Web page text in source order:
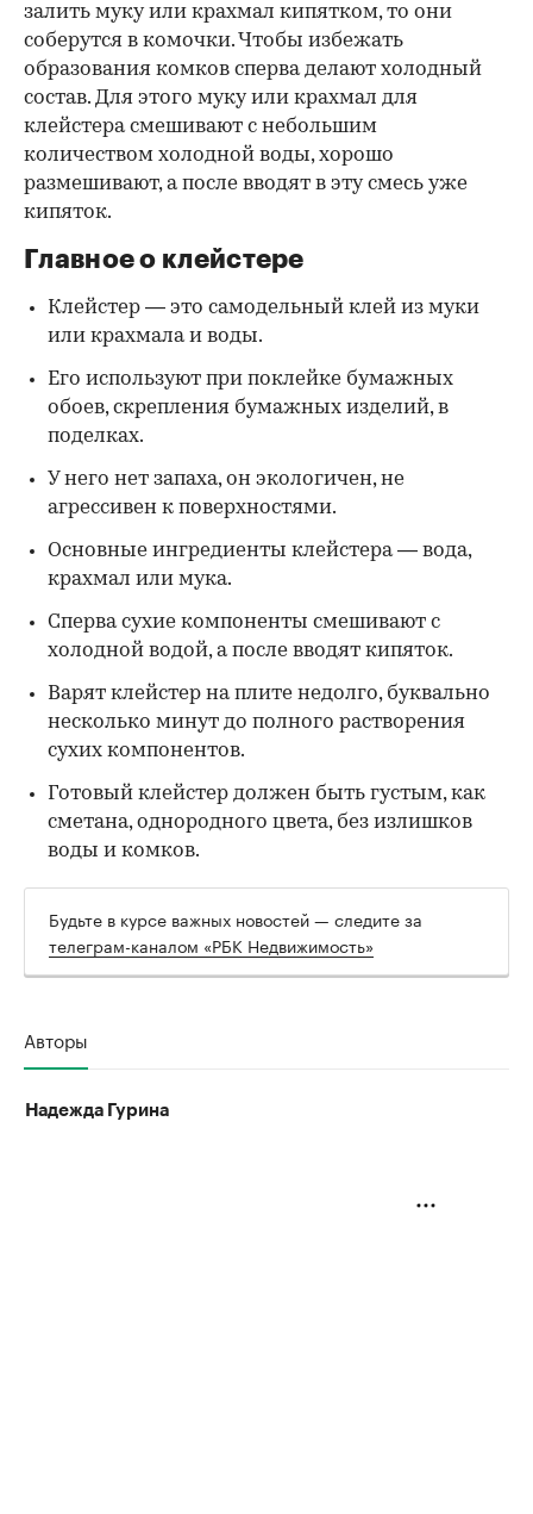
залить муку или крахмал кипятком, то они
соберутся в комочки. Чтобы избежать
образования комков сперва делают холодный
состав. Для этого муку или крахмал для
клейстера смешивают с небольшим
количеством холодной воды, хорошо
размешивают, а после вводят в эту смесь уже
кипяток.
Главное о клейстере
Клейстер — это самодельный клей из муки
или крахмала и воды.
Его используют при поклейке бумажных
обоев, скрепления бумажных изделий, в
поделках.
У него нет запаха, он экологичен, не
агрессивен к поверхностями.
Основные ингредиенты клейстера — вода,
крахмал или мука.
Сперва сухие компоненты смешивают с
холодной водой, а после вводят кипяток.
Варят клейстер на плите недолго, буквально
несколько минут до полного растворения
сухих компонентов.
Готовый клейстер должен быть густым, как
сметана, однородного цвета, без излишков
воды и комков.
Будьте в курсе важных новостей — следите за
телеграм-каналом «РБК Недвижимость»
Авторы
Надежда Гурина